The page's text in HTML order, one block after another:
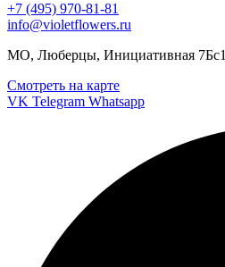
+7 (495) 970-81-81
info@violetflowers.ru
МО, Люберцы, Инициативная 7Бс1
Смотреть на карте
VK Telegram Whatsapp